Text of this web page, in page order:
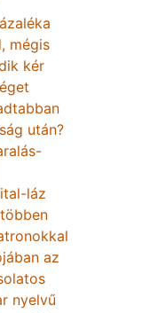
mégis
kér
után?
láz
az
nyelvű